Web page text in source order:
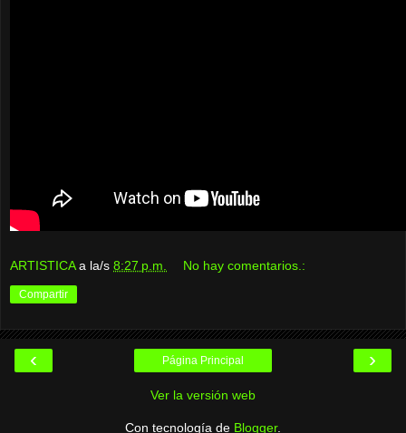
ARTISTICA a la/s 8:27 p.m. No hay comentarios.:
Compartir
‹ ›
Página Principal
Ver la versión web
Con tecnología de Blogger.